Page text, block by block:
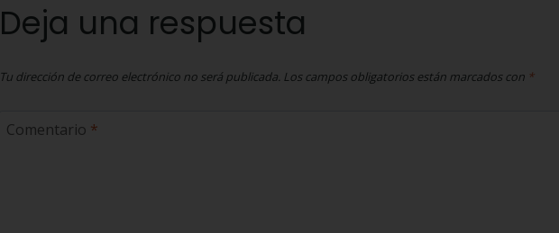
Deja una respuesta
Tu dirección de correo electrónico no será publicada. Los campos obligatorios están marcados con *
Comentario *